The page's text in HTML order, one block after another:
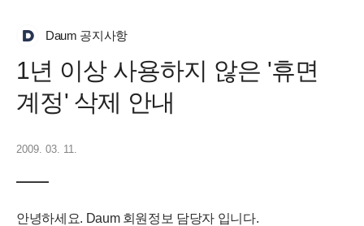
Daum 공지사항
1년 이상 사용하지 않은 '휴면
계정' 삭제 안내
2009. 03. 11.
안녕하세요. Daum 회원정보 담당자 입니다.